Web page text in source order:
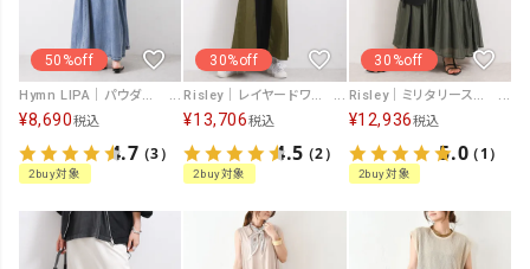
50%off
Hymn LIPA｜パウダーシルクデニムジップワンピース [[266QS0011]][F]
¥8,690税込
4.7（3）
2buy対象
30%off
Risley｜レイヤードワンピース [[R2601-ROP938]][F]
¥13,706税込
4.5（2）
2buy対象
30%off
Risley｜ミリタリースカート [[R2601-MSK931]][F]
¥12,936税込
5.0（1）
2buy対象